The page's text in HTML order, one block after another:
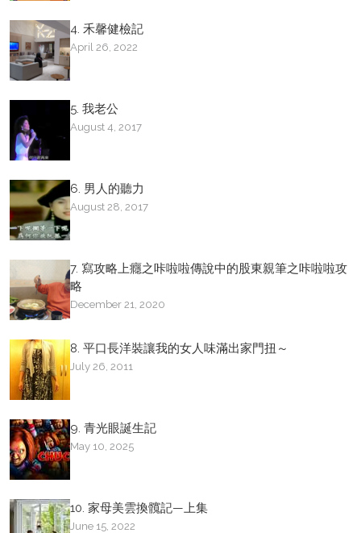
4. 禾馨健檢記
April 26, 2022
5. 我老公
August 4, 2017
6. 男人的聽力
August 28, 2017
7. 寫攻略上癮之咔啦啦傳說中的股東親筆之咔啦啦攻
略
December 21, 2020
8. 平口長洋裝讓我的女人味滿出家門扭～
July 26, 2011
9. 青光眼誕生記
May 10, 2025
10. 家母美雲換髖記—上集
June 15, 2022